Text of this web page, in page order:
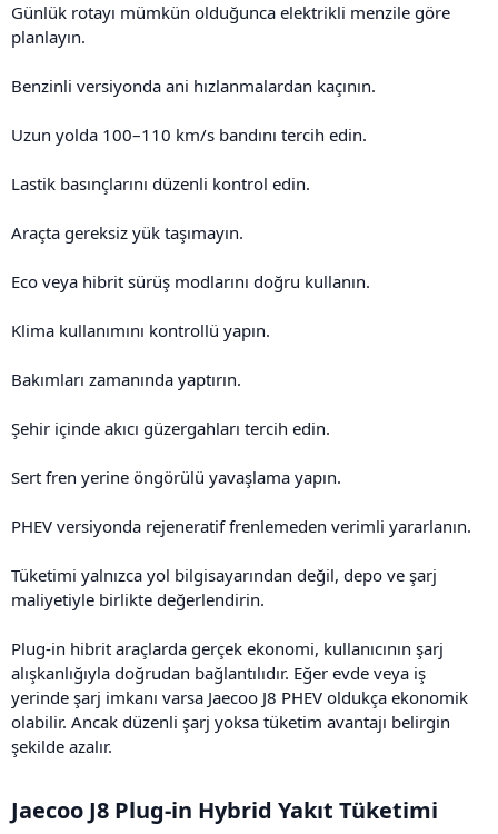
Günlük rotayı mümkün olduğunca elektrikli menzile göre
planlayın.
Benzinli versiyonda ani hızlanmalardan kaçının.
Uzun yolda 100–110 km/s bandını tercih edin.
Lastik basınçlarını düzenli kontrol edin.
Araçta gereksiz yük taşımayın.
Eco veya hibrit sürüş modlarını doğru kullanın.
Klima kullanımını kontrollü yapın.
Bakımları zamanında yaptırın.
Şehir içinde akıcı güzergahları tercih edin.
Sert fren yerine öngörülü yavaşlama yapın.
PHEV versiyonda rejeneratif frenlemeden verimli yararlanın.
Tüketimi yalnızca yol bilgisayarından değil, depo ve şarj
maliyetiyle birlikte değerlendirin.
Plug-in hibrit araçlarda gerçek ekonomi, kullanıcının şarj
alışkanlığıyla doğrudan bağlantılıdır. Eğer evde veya iş
yerinde şarj imkanı varsa Jaecoo J8 PHEV oldukça ekonomik
olabilir. Ancak düzenli şarj yoksa tüketim avantajı belirgin
şekilde azalır.
Jaecoo J8 Plug-in Hybrid Yakıt Tüketimi​